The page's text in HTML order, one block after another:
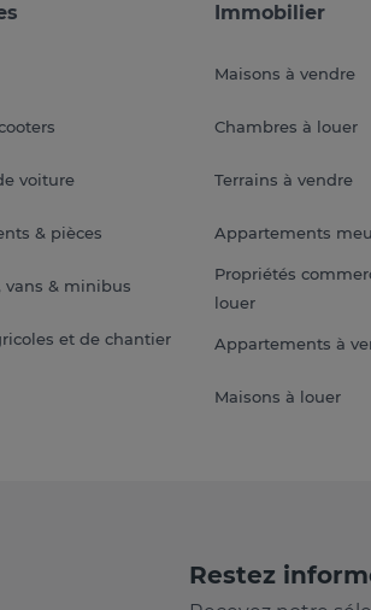
voiture
& pièces
vans & minibus
et de chantier
Immobilier
Maisons à vendre
Chambres à louer
Terrains à vendre
Appartements
Propriétés
louer
Appartements à
Maisons à louer
Restez